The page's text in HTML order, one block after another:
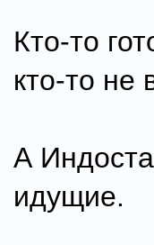
Кто-то
кто-то не
А
идущие.